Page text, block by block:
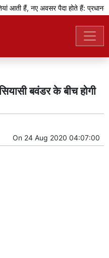
आती हैं, नए अवसर पैदा होते हैं:
बवंडर के बीच होगी
On 24 Aug 2020 04:07:00